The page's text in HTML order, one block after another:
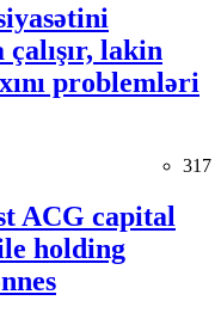
lakin
problemləri
317
ACG capital
holding